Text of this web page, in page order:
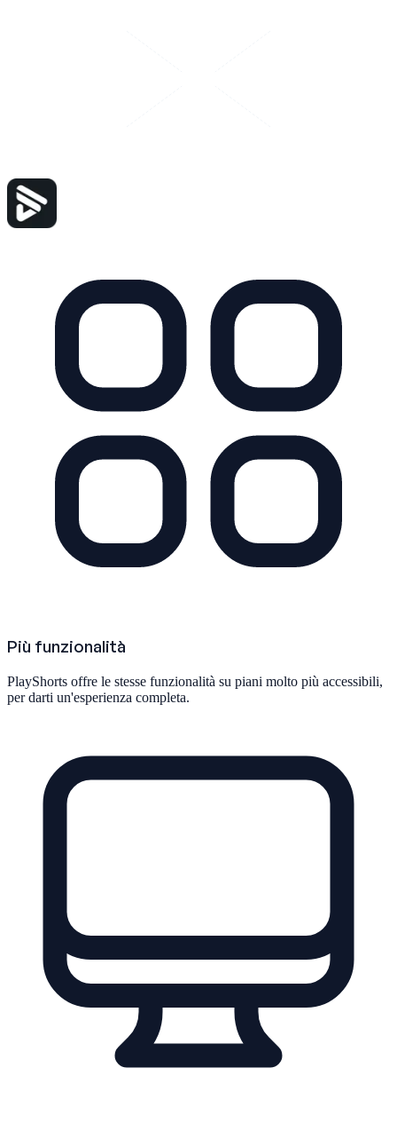
Più funzionalità
PlayShorts offre le stesse funzionalità su piani molto più accessibili,
per darti un'esperienza completa.